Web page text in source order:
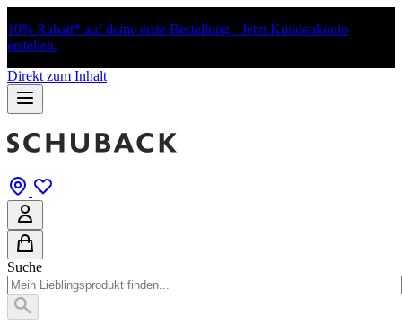
10% Rabatt* auf deine erste Bestellung - Jetzt Kundenkonto
erstellen.
Direkt zum Inhalt
Suche